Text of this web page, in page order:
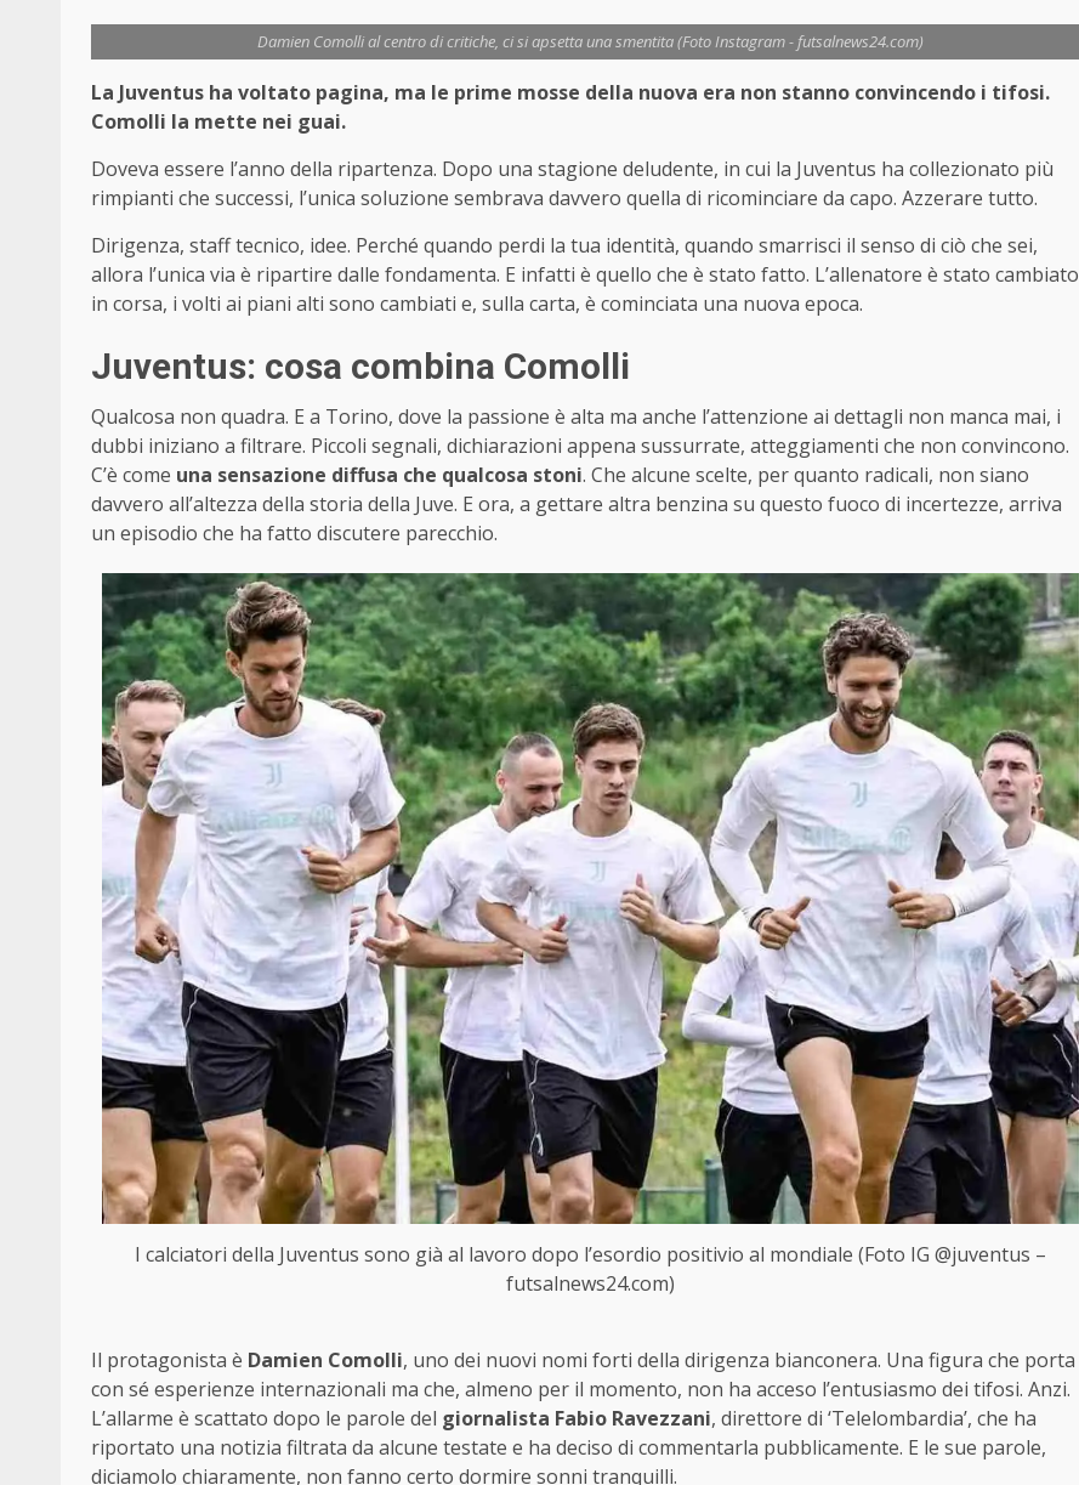
Damien Comolli al centro di critiche, ci si apsetta una smentita (Foto Instagram - futsalnews24.com)
La Juventus ha voltato pagina, ma le prime mosse della nuova era non stanno convincendo i tifosi.
Comolli la mette nei guai.
Doveva essere l’anno della ripartenza. Dopo una stagione deludente, in cui la Juventus ha collezionato più
rimpianti che successi, l’unica soluzione sembrava davvero quella di ricominciare da capo. Azzerare tutto.
Dirigenza, staff tecnico, idee. Perché quando perdi la tua identità, quando smarrisci il senso di ciò che sei,
allora l’unica via è ripartire dalle fondamenta. E infatti è quello che è stato fatto. L’allenatore è stato cambiato
in corsa, i volti ai piani alti sono cambiati e, sulla carta, è cominciata una nuova epoca.
Juventus: cosa combina Comolli
Qualcosa non quadra. E a Torino, dove la passione è alta ma anche l’attenzione ai dettagli non manca mai, i
dubbi iniziano a filtrare. Piccoli segnali, dichiarazioni appena sussurrate, atteggiamenti che non convincono.
C’è come una sensazione diffusa che qualcosa stoni. Che alcune scelte, per quanto radicali, non siano
davvero all’altezza della storia della Juve. E ora, a gettare altra benzina su questo fuoco di incertezze, arriva
un episodio che ha fatto discutere parecchio.
I calciatori della Juventus sono già al lavoro dopo l’esordio positivio al mondiale (Foto IG @juventus –
futsalnews24.com)
Il protagonista è Damien Comolli, uno dei nuovi nomi forti della dirigenza bianconera. Una figura che porta
con sé esperienze internazionali ma che, almeno per il momento, non ha acceso l’entusiasmo dei tifosi. Anzi.
L’allarme è scattato dopo le parole del giornalista Fabio Ravezzani, direttore di ‘Telelombardia’, che ha
riportato una notizia filtrata da alcune testate e ha deciso di commentarla pubblicamente. E le sue parole,
diciamolo chiaramente, non fanno certo dormire sonni tranquilli.